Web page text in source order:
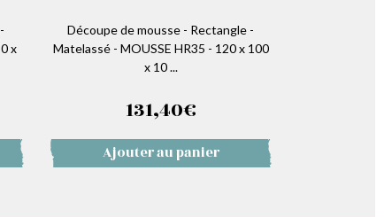
x
Découpe de mousse - Rectangle -
Matelassé - MOUSSE HR35 - 120 x 100
x 10 ...
131,40€
Ajouter au panier